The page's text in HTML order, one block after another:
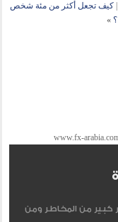
كيف تجعل أكثر من مئة شخص
»
كبير من المخاطر ومن